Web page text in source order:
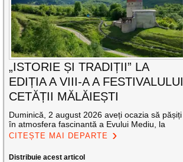
„ISTORIE ȘI TRADIȚII” LA
EDIȚIA A VIII-A A FESTIVALULUI
CETĂȚII MĂLĂIEȘTI
Duminică, 2 august 2026 aveți ocazia să pășiți
în atmosfera fascinantă a Evului Mediu, la
CITEȘTE MAI DEPARTE
Distribuie acest articol